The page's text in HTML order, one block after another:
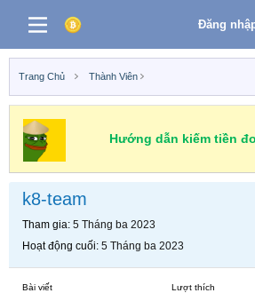
Đăng
Trang Chủ Thành Viên
Hướng dẫn kiếm tiền
k8-team
Tham gia 5 Tháng ba 2023
Hoạt động cuối 5 Tháng ba 2023
Bài viết Lượt thích